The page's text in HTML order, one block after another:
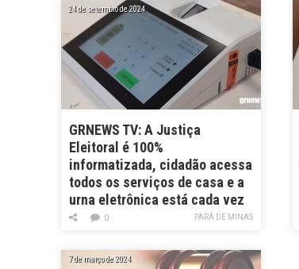
24 de setembro de 2024
GRNEWS TV: A Justiça
Eleitoral é 100%
informatizada, cidadão acessa
todos os serviços de casa e a
urna eletrônica está cada vez
mais moderna
PARÁ DE MINAS
0
7 de março de 2024